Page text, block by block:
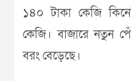
১৪০ টাকা কেজি
কেজি। বাজারে নতুন
বরং বেড়েছে।